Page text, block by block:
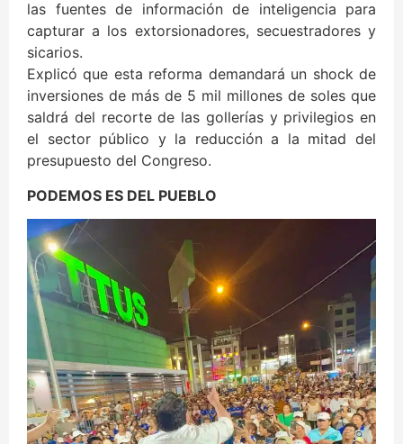
las fuentes de información de inteligencia para
capturar a los extorsionadores, secuestradores y
sicarios.
Explicó que esta reforma demandará un shock de
inversiones de más de 5 mil millones de soles que
saldrá del recorte de las gollerías y privilegios en
el sector público y la reducción a la mitad del
presupuesto del Congreso.
PODEMOS ES DEL PUEBLO